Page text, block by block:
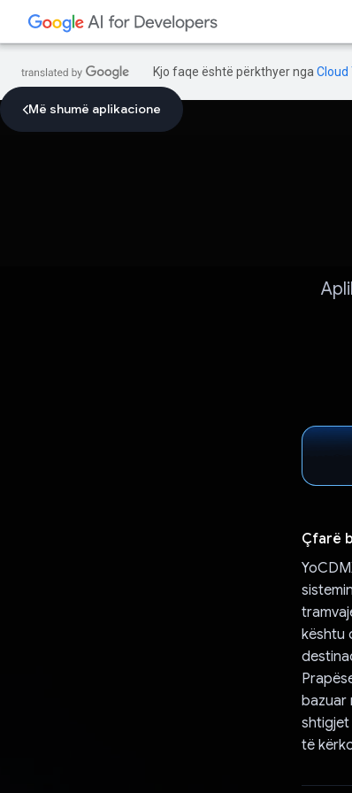
Kjo faqe është përkthyer nga Cloud
Më shumë aplikacione
Çfarë
kështu
bazuar
shtigjet
të